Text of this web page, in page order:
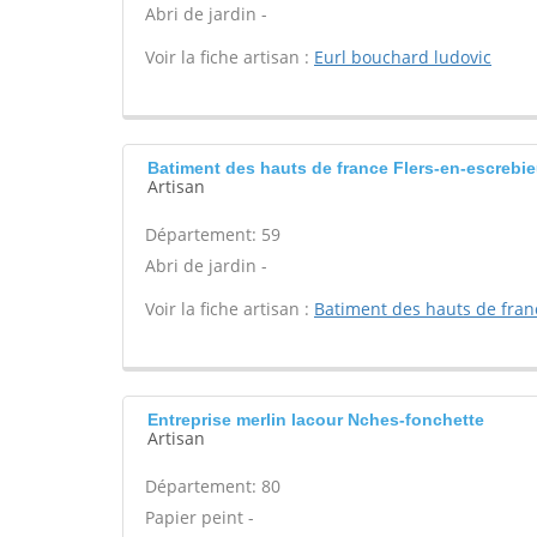
Abri de jardin -
Voir la fiche artisan : Eurl bouchard ludovic
Batiment des hauts de france Flers-en-
Artisan
Département: 59
Abri de jardin -
Voir la fiche artisan : Batiment des hauts de
Entreprise merlin lacour Nches-fonchette
Artisan
Département: 80
Papier peint -